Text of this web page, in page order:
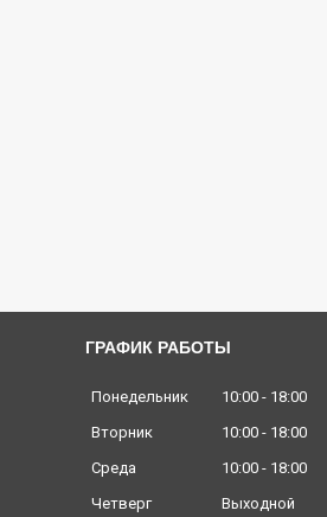
ГРАФИК РАБОТЫ
Понедельник 10:00
18:00
Вторник
10:00
18:00
Среда
10:00
18:00
Четверг
Выходной